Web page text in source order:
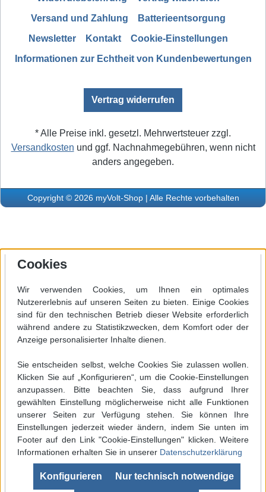
Versand und Zahlung
Batterieentsorgung
Newsletter
Kontakt
Cookie-Einstellungen
Informationen zur Echtheit von Kundenbewertungen
Vertrag widerrufen
* Alle Preise inkl. gesetzl. Mehrwertsteuer zzgl.
Versandkosten und ggf. Nachnahmegebühren, wenn nicht
anders angegeben.
Copyright © 2026 myVolt-Shop | Alle Rechte vorbehalten
Werkzeugleiste anzeigen
Cookies
Wir verwenden Cookies, um Ihnen ein optimales
Nutzererlebnis auf unseren Seiten zu bieten. Einige Cookies
sind für den technischen Betrieb dieser Website erforderlich
während andere zu Statistikzwecken, dem Komfort oder der
Anzeige personalisierter Inhalte dienen.
Sie entscheiden selbst, welche Cookies Sie zulassen wollen.
Klicken Sie auf „Konfigurieren“, um die Cookie-Einstellungen
anzupassen. Bitte beachten Sie, dass aufgrund Ihrer
gewählten Einstellung möglicherweise nicht alle Funktionen
unserer Seiten zur Verfügung stehen. Sie können Ihre
Einstellungen jederzeit wieder ändern, indem Sie unten im
Footer auf den Link "Cookie-Einstellungen" klicken. Weitere
Informationen erhalten Sie in unserer Datenschutzerklärung
Nur technisch notwendige
Konfigurieren